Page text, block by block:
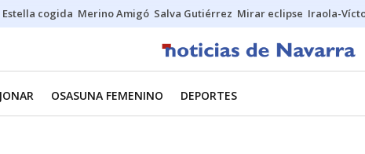
cogida Merino Amigó Salva Gutiérrez Mirar eclipse Iraola-
OSASUNA FEMENINO DEPORTES